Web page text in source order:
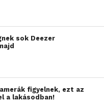
sok Deezer
figyelnek, ezt az
a lakásodban!